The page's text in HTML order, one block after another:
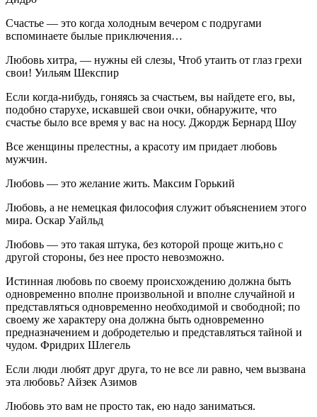
Счастье — это когда холодным вечером с подругами
вспоминаете былые приключения…
Любовь хитра, — нужны ей слезы, Чтоб утаить от глаз грехи
свои! Уильям Шекспир
Если когда-нибудь, гоняясь за счастьем, вы найдете его, вы,
подобно старухе, искавшей свои очки, обнаружите, что
счастье было все время у вас на носу. Джордж Бернард Шоу
Все женщины прелестны, а красоту им придает любовь
мужчин.
Любовь — это желание жить. Максим Горький
Любовь, а не немецкая философия служит объяснением этого
мира. Оскар Уайльд
Любовь — это такая штука, без которой проще жить,но с
другой стороны, без нее просто невозможно.
Истинная любовь по своему происхождению должна быть
одновременно вполне произвольной и вполне случайной и
представляться одновременно необходимой и свободной; по
своему же характеру она должна быть одновременно
предназначением и добродетелью и представляться тайной и
чудом. Фридрих Шлегель
Если люди любят друг друга, то не все ли равно, чем вызвана
эта любовь? Айзек Азимов
Любовь это вам не просто так, ею надо заниматься.